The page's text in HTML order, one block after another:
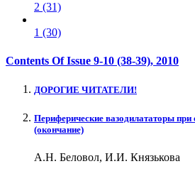
2 (31)
1 (30)
Contents Of Issue 9-10 (38-39), 2010
ДОРОГИЕ ЧИТАТЕЛИ!
Периферические вазодилататоры при
(окончание)
А.Н. Беловол, И.И. Князькова